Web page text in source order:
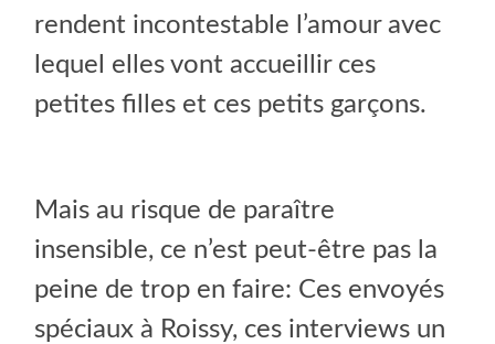
rendent incontestable l’amour avec
lequel elles vont accueillir ces
petites filles et ces petits garçons.
Mais au risque de paraître
insensible, ce n’est peut-être pas la
peine de trop en faire: Ces envoyés
spéciaux à Roissy, ces interviews un